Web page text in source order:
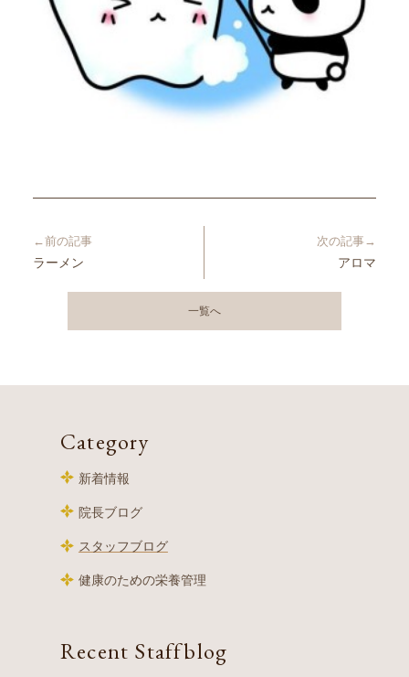
←前の記事
ラーメン
次の記事→
アロマ
一覧へ
Category
新着情報
院長ブログ
スタッフブログ
健康のための栄養管理
Recent Staffblog